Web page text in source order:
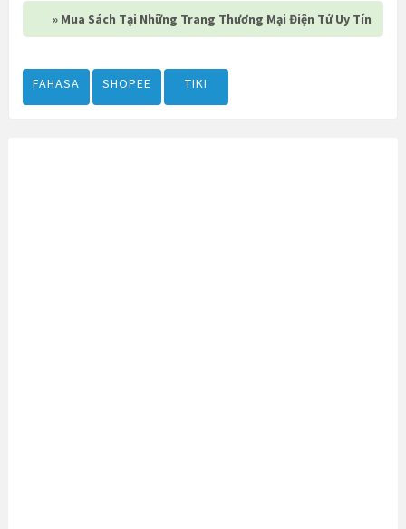
» Mua Sách Tại Những Trang Thương Mại Điện Tử Uy Tín
FAHASA SHOPEE TIKI